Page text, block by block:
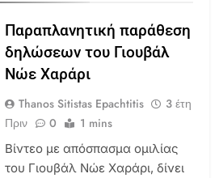
Παραπλανητική παράθεση
δηλώσεων του Γιουβάλ
Νώε Χαράρι
Thanos Sitistas Epachtitis
3 έτη
Πριν
0 1 mins
Βίντεο με απόσπασμα ομιλίας
του Γιουβάλ Νώε Χαράρι, δίνει